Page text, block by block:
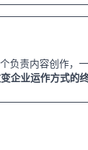
负责内容创作，
企业运作方式的终